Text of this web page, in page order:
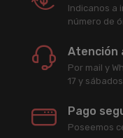
Indicanos a
número de
Atención
Por mail y
17 y
Pago
Poseemos